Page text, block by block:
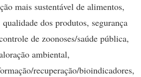
mais sustentável de alimentos,
dos produtos, segurança
de zoonoses/saúde pública,
ambiental,
recuperação/bioindicadores,